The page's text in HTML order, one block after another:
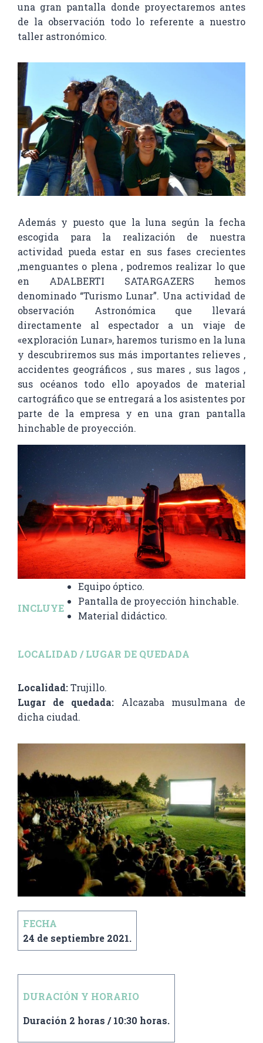
una gran pantalla donde proyectaremos antes
de la observación todo lo referente a nuestro
taller astronómico.
Además y puesto que la luna según la fecha
escogida para la realización de nuestra
actividad pueda estar en sus fases crecientes
,menguantes o plena , podremos realizar lo que
en ADALBERTI SATARGAZERS hemos
denominado “Turismo Lunar”. Una actividad de
observación Astronómica que llevará
directamente al espectador a un viaje de
«exploración Lunar», haremos turismo en la luna
y descubriremos sus más importantes relieves ,
accidentes geográficos , sus mares , sus lagos ,
sus océanos todo ello apoyados de material
cartográfico que se entregará a los asistentes por
parte de la empresa y en una gran pantalla
hinchable de proyección.
INCLUYE
Equipo óptico.
Pantalla de proyección hinchable.
Material didáctico.
LOCALIDAD / LUGAR DE QUEDADA
Localidad:Trujillo.
Lugar de quedada: Alcazaba musulmana de
dicha ciudad.
FECHA
24 de septiembre 2021.
DURACIÓN Y HORARIO
Duración 2 horas / 10:30 horas.